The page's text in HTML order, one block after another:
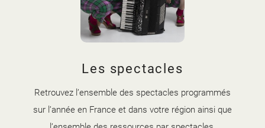
Les spectacles
Retrouvez l’ensemble des spectacles programmés
sur l’année en France et dans votre région ainsi que